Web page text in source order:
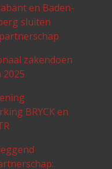
en Baden-
sluiten
zakendoen
2025
BRYCK en